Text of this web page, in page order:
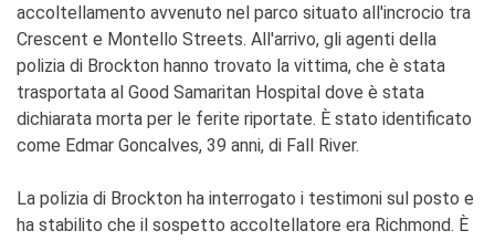
accoltellamento avvenuto nel parco situato all'incrocio tra
Crescent e Montello Streets. All'arrivo, gli agenti della
polizia di Brockton hanno trovato la vittima, che è stata
trasportata al Good Samaritan Hospital dove è stata
dichiarata morta per le ferite riportate. È stato identificato
come Edmar Goncalves, 39 anni, di Fall River.
La polizia di Brockton ha interrogato i testimoni sul posto e
ha stabilito che il sospetto accoltellatore era Richmond. È